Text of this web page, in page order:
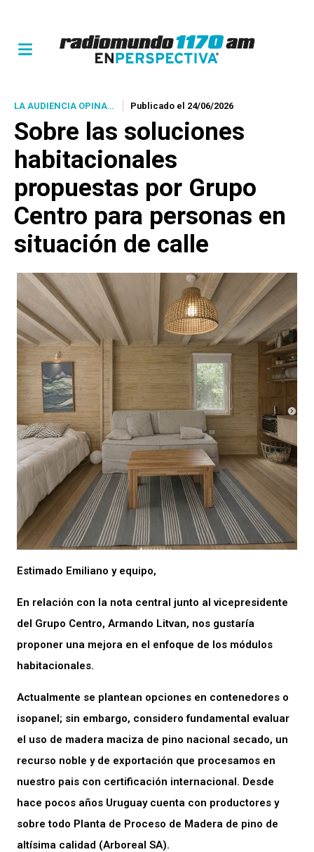
LA AUDIENCIA OPINA… Publicado el 24/06/2026
Sobre las soluciones
habitacionales
propuestas por Grupo
Centro para personas en
situación de calle
Estimado Emiliano y equipo,
En relación con la nota central junto al vicepresidente
del Grupo Centro, Armando Litvan, nos gustaría
proponer una mejora en el enfoque de los módulos
habitacionales.
Actualmente se plantean opciones en contenedores o
isopanel; sin embargo, considero fundamental evaluar
el uso de madera maciza de pino nacional secado, un
recurso noble y de exportación que procesamos en
nuestro pais con certificación internacional. Desde
hace pocos años Uruguay cuenta con productores y
sobre todo Planta de Proceso de Madera de pino de
altísima calidad (Arboreal SA).